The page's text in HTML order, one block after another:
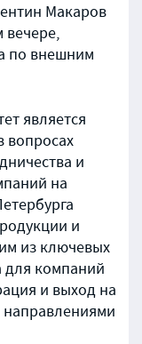
Макаров
вечере,
по внешним
является
вопросах
и
на
и
из ключевых
для компаний
и выход на